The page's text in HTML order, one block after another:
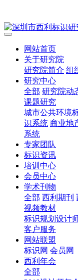
网站首页
关于研究院
研究院简介 组
研究中心
全部 研究院动
课题研究
城市公共环境
识系统 商业地
系统
专家团队
标识资讯
培训中心
会员中心
学术刊物
全部 西利期刊
视频教材
标识规划设计
客户服务
网站联盟
标识网 会员网
西利年会
全部